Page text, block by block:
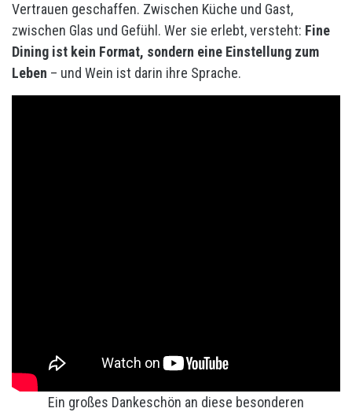
Vertrauen geschaffen. Zwischen Küche und Gast,
zwischen Glas und Gefühl. Wer sie erlebt, versteht: Fine
Dining ist kein Format, sondern eine Einstellung zum
Leben – und Wein ist darin ihre Sprache.
Ein großes Dankeschön an diese besonderen